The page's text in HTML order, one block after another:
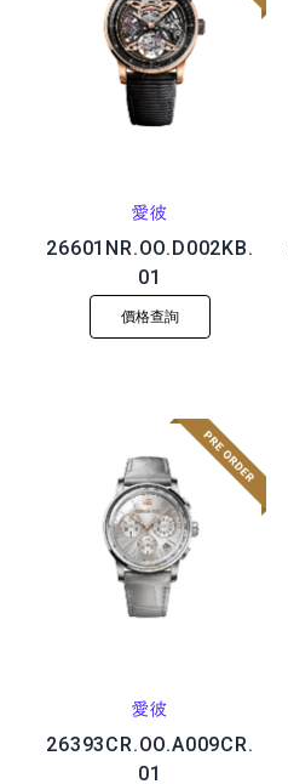
愛彼
26601NR.OO.D002KB.
01
價格查詢
愛彼
26393CR.OO.A009CR.
01